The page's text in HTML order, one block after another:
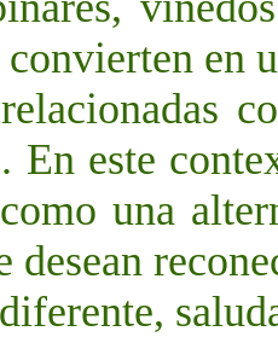
en
En este
una
desean